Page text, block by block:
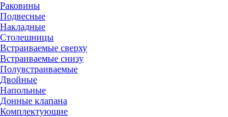
Раковины
Подвесные
Накладные
Столешницы
Встраиваемые сверху
Встраиваемые снизу
Полувстраиваемые
Двойные
Напольные
Донные клапана
Комплектующие